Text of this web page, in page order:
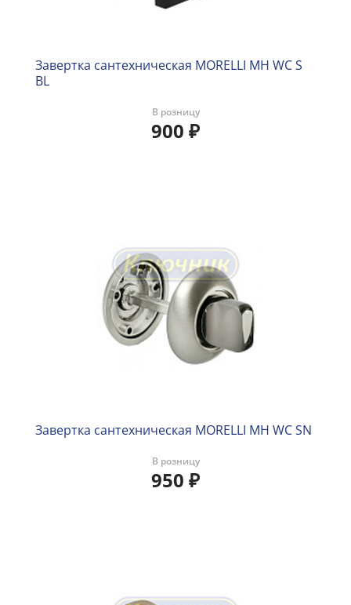
Завертка сантехническая MORELLI MH WC S
BL
В розницу
900 ₽
Завертка сантехническая MORELLI MH WC SN
В розницу
950 ₽